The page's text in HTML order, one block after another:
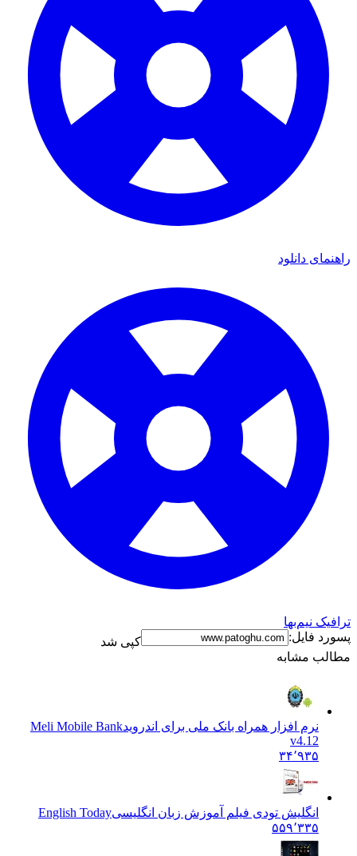
راهنمای دانلود
ترافیک نیم‌بها
پسورد فایل:
کپی شد
مطالب مشابه
نرم افزار همراه بانک ملی برای اندرویدMeli Mobile Bank
v4.12
۳۴٬۹۳۵
انگلیش تودی فیلم آموزش زبان انگليسیEnglish Today
۵۵۹٬۳۳۵